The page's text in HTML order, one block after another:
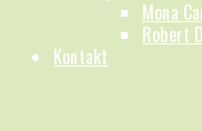
Mona
Robert
Kontakt